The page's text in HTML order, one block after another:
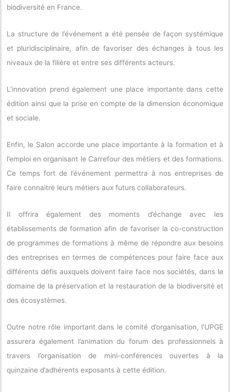
biodiversité en France.
La structure de l’événement a été pensée de façon systémique
et pluridisciplinaire, afin de favoriser des échanges à tous les
niveaux de la filière et entre ses différents acteurs.
L’innovation prend également une place importante dans cette
édition ainsi que la prise en compte de la dimension économique
et sociale.
Enfin, le Salon accorde une place importante à la formation et à
l’emploi en organisant le Carrefour des métiers et des formations.
Ce temps fort de l’événement permettra à nos entreprises de
faire connaitre leurs métiers aux futurs collaborateurs.
Il offrira également des moments d’échange avec les
établissements de formation afin de favoriser la co-construction
de programmes de formations à même de répondre aux besoins
des entreprises en termes de compétences pour faire face aux
différents défis auxquels doivent faire face nos sociétés, dans le
domaine de la préservation et la restauration de la biodiversité et
des écosystèmes.
Outre notre rôle important dans le comité d’organisation, l’UPGE
assurera également l’animation du forum des professionnels à
travers l’organisation de mini-conférences ouvertes à la
quinzaine d’adhérents exposants à cette édition.